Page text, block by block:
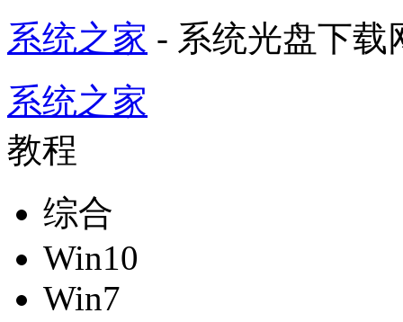
系统之家 - 系统光盘下载
系统之家
教程
综合
Win10
Win7